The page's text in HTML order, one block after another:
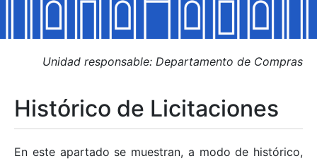
Mostrar/Ocultar
Mostrar/Ocultar
Mostrar/Ocultar
Unidad responsable: Departamento de Compras
Histórico de Licitaciones
En este apartado se muestran, a modo de histórico,